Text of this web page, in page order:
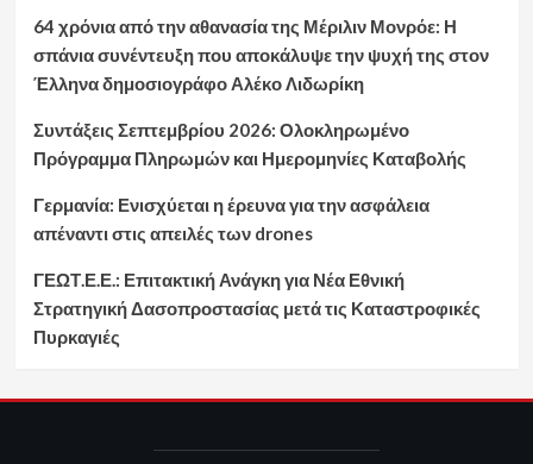
64 χρόνια από την αθανασία της Μέριλιν Μονρόε: Η
σπάνια συνέντευξη που αποκάλυψε την ψυχή της στον
Έλληνα δημοσιογράφο Αλέκο Λιδωρίκη
Συντάξεις Σεπτεμβρίου 2026: Ολοκληρωμένο
Πρόγραμμα Πληρωμών και Ημερομηνίες Καταβολής
Γερμανία: Ενισχύεται η έρευνα για την ασφάλεια
απέναντι στις απειλές των drones
ΓΕΩΤ.Ε.Ε.: Επιτακτική Ανάγκη για Νέα Εθνική
Στρατηγική Δασοπροστασίας μετά τις Καταστροφικές
Πυρκαγιές